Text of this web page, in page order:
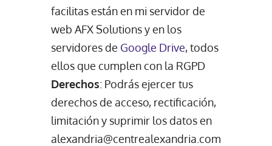
facilitas están en mi servidor de
web AFX Solutions y en los
servidores de Google Drive, todos
ellos que cumplen con la RGPD
Derechos: Podrás ejercer tus
derechos de acceso, rectificación,
limitación y suprimir los datos en
alexandria@centrealexandria.com